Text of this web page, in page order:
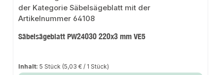
Säbelsägeblatt PW24030 220x3 mm VE5
Inhalt:5 Stück (5,03 € / 1 Stück)